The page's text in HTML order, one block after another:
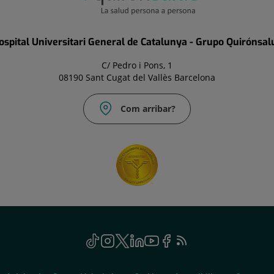
Universitari General de Catalunya - Grupo
C/ Pedro i Pons, 1
08190 Sant Cugat del Vallès Barcelona
Com arribar?
TikTok
Aquest
enllaç
Instagram
Aquest
enllaç
Twitter
Aquest
enllaç
Linkedin
Aquest
enllaç
Youtube
Aquest
enllaç
Facebook
Aquest
enllaç
Feed
Aquest